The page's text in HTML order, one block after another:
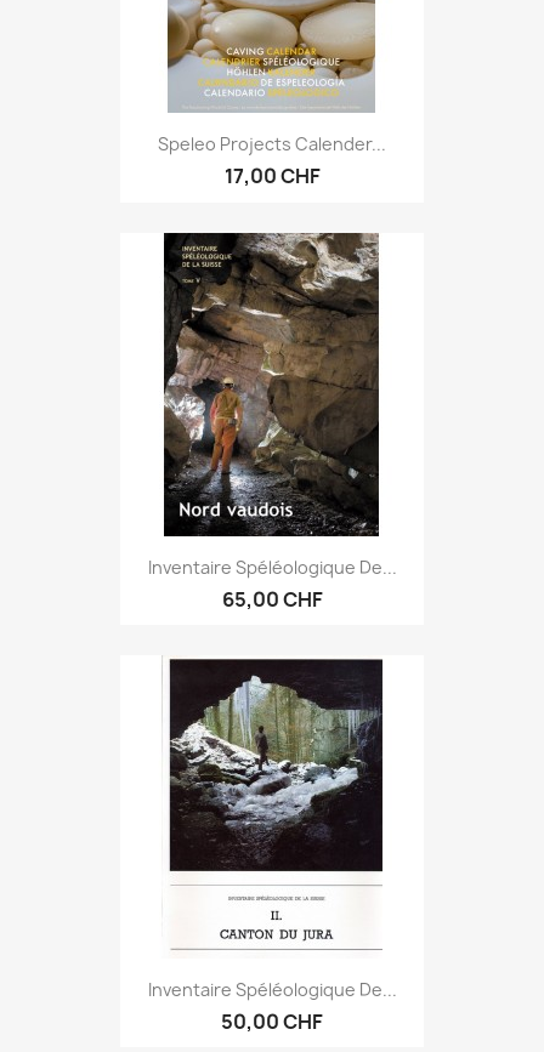
Speleo Projects Calender...
17,00 CHF
Inventaire Spéléologique De...
65,00 CHF
Inventaire Spéléologique De...
50,00 CHF